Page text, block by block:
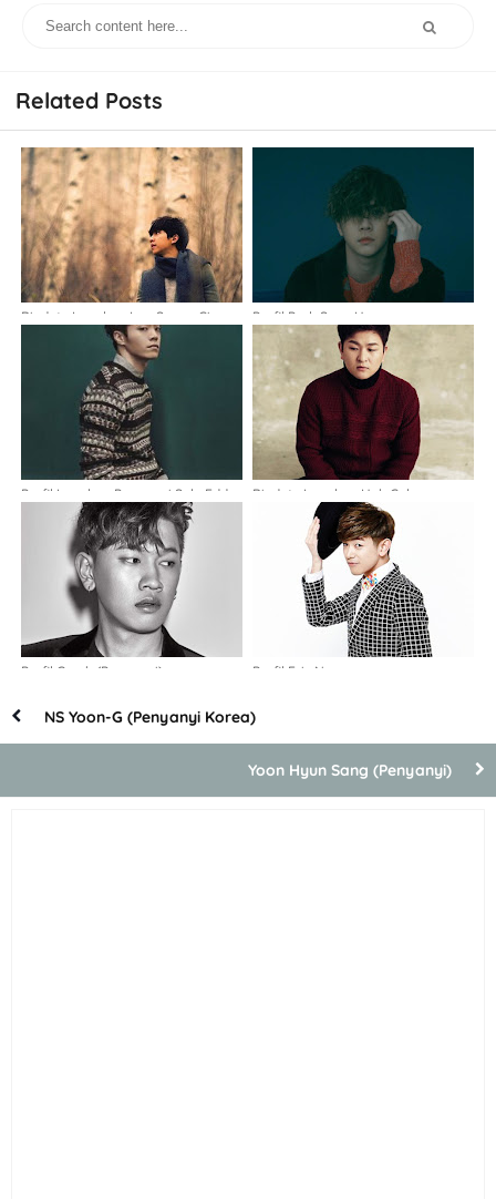
Related Posts
Biodata Lengkap Lee Seung Gi
Profil Park Sang Hyun
(Thunder/Cheondung)
Profil Lengkap Penyanyi Solo Eddy
Kim (Kpop)
Biodata Lengkap Huh Gak
Profil Crush (Penyanyi) Profil Eric Nam
NS Yoon-G (Penyanyi Korea)
Yoon Hyun Sang (Penyanyi)